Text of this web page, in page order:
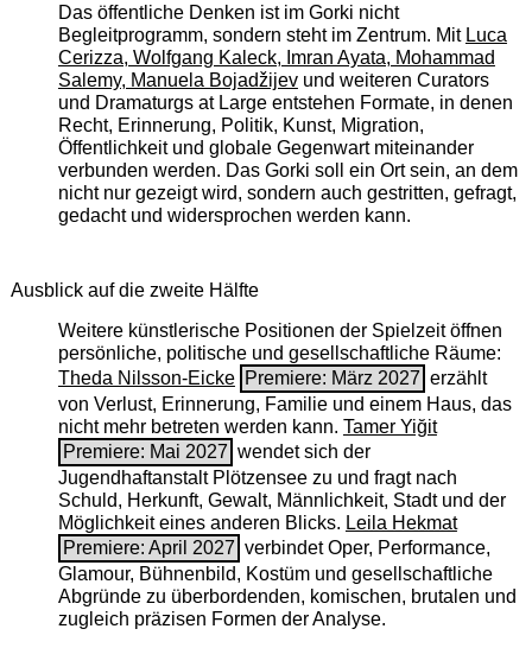
Das öffentliche Denken ist im Gorki nicht
Begleitprogramm, sondern steht im Zentrum. Mit Luca
Cerizza, Wolfgang Kaleck, Imran Ayata, Mohammad
Salemy, Manuela Bojadžijevund weiteren Curators
und Dramaturgs at Large entstehen Formate, in denen
Recht, Erinnerung, Politik, Kunst, Migration,
Öffentlichkeit und globale Gegenwart miteinander
verbunden werden. Das Gorki soll ein Ort sein, an dem
nicht nur gezeigt wird, sondern auch gestritten, gefragt,
gedacht und widersprochen werden kann.
Ausblick auf die zweite Hälfte
Weitere künstlerische Positionen der Spielzeit öffnen
persönliche, politische und gesellschaftliche Räume:
Theda Nilsson-Eicke Premiere: März 2027 erzählt
von Verlust, Erinnerung, Familie und einem Haus, das
nicht mehr betreten werden kann. Tamer Yiğit
Premiere: Mai 2027 wendet sich der
Jugendhaftanstalt Plötzensee zu und fragt nach
Schuld, Herkunft, Gewalt, Männlichkeit, Stadt und der
Möglichkeit eines anderen Blicks. Leila Hekmat
Premiere: April 2027 verbindet Oper, Performance,
Glamour, Bühnenbild, Kostüm und gesellschaftliche
Abgründe zu überbordenden, komischen, brutalen und
zugleich präzisen Formen der Analyse.